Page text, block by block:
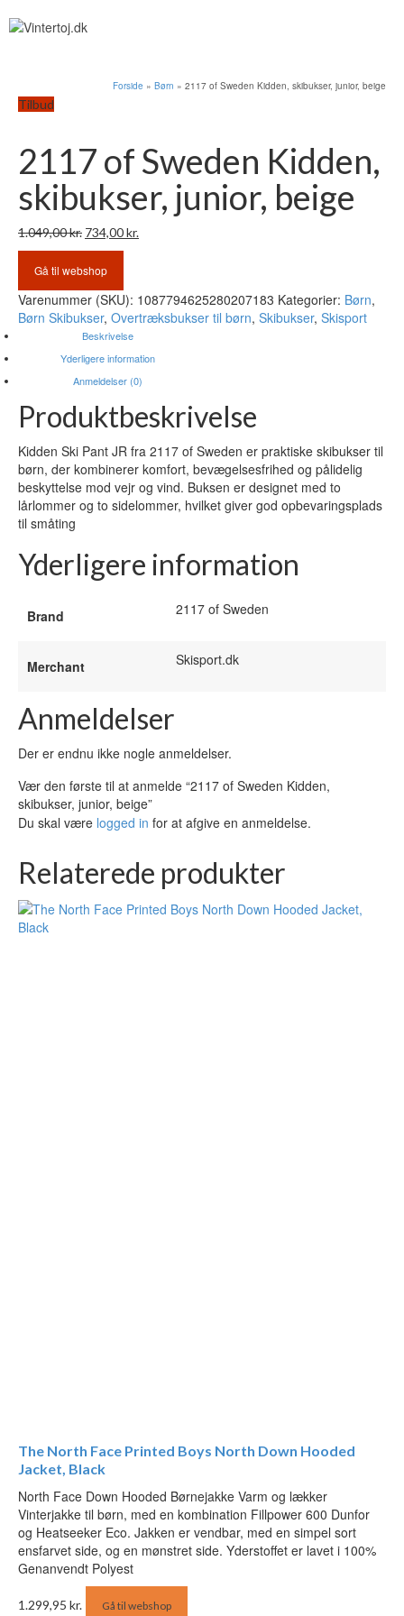
Forside » Børn » 2117 of Sweden Kidden, skibukser, junior, beige
Tilbud
2117 of Sweden Kidden,
skibukser, junior, beige
1.049,00kr. Den
oprindelige
pris
1.049,00 kr..
734,00kr.
734,00 kr..
Gå til webshop
Varenummer (SKU): 1087794625280207183 Kategorier: Børn,
Børn Skibukser, Overtræksbukser til børn, Skibukser, Skisport
Beskrivelse
Yderligere information
Anmeldelser (0)
Produktbeskrivelse
Kidden Ski Pant JR fra 2117 of Sweden er praktiske skibukser til
børn, der kombinerer komfort, bevægelsesfrihed og pålidelig
beskyttelse mod vejr og vind. Buksen er designet med to
lårlommer og to sidelommer, hvilket giver god opbevaringsplads
til småting
Yderligere information
Brand 2117 of Sweden
Merchant Skisport.dk
Anmeldelser
Der er endnu ikke nogle anmeldelser.
Vær den første til at anmelde “2117 of Sweden Kidden,
skibukser, junior, beige”
Du skal være logged in for at afgive en anmeldelse.
Relaterede produkter
The North Face Printed Boys North Down Hooded
Jacket, Black
North Face Down Hooded Børnejakke Varm og lækker
Vinterjakke til børn, med en kombination Fillpower 600 Dunfor
og Heatseeker Eco. Jakken er vendbar, med en simpel sort
ensfarvet side, og en mønstret side. Yderstoffet er lavet i 100%
Genanvendt Polyest
1.299,95 kr. Gå til webshop